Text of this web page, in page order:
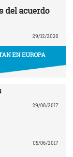
del acuerdo
29/12/2020
EN EUROPA
29/08/2017
05/06/2017